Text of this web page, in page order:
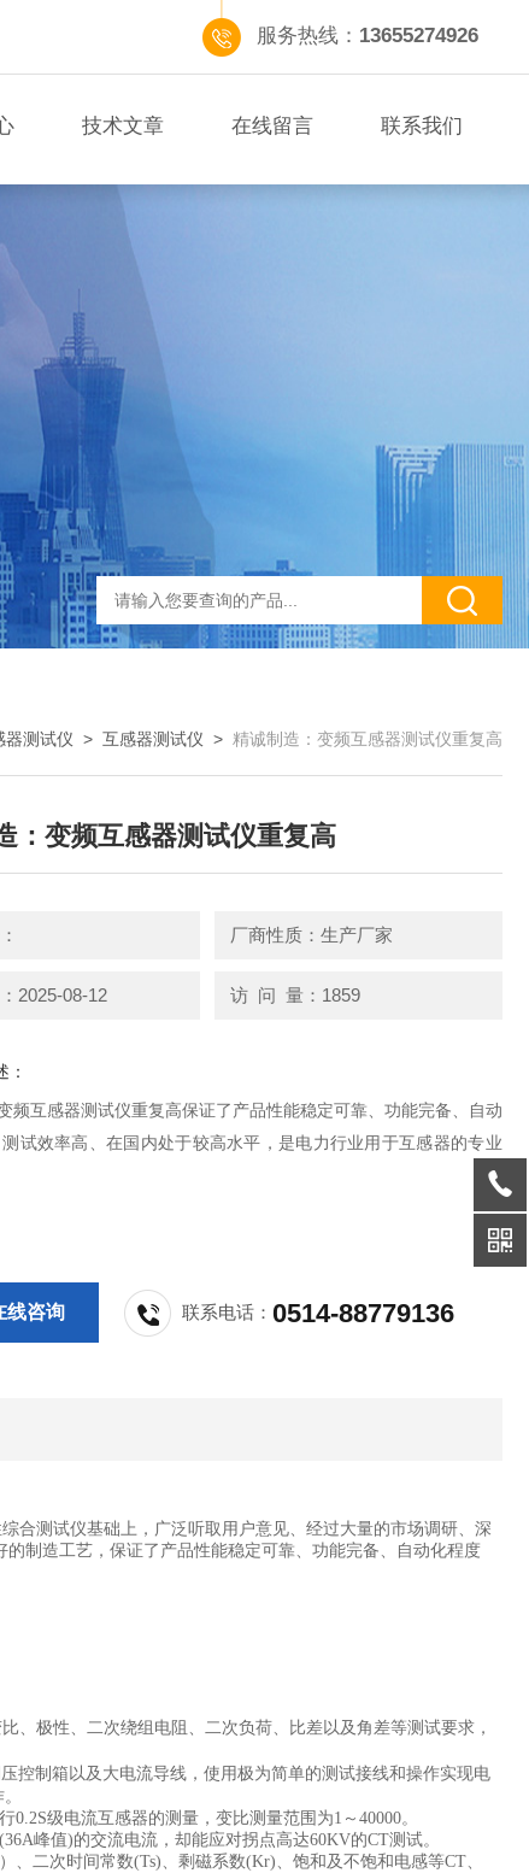
服务热线： 13655274926
技术文章 在线留言 联系我们
器测试仪 > 互感器测试仪 > 精诚制造：变频互感器测试仪重复高
：变频互感器测试仪重复高
厂商性质：生产厂家
2025-08-12 访 问 量：1859
：
频互感器测试仪重复高保证了产品性能稳定可靠、功能完备、自动
试效率高、在国内处于较高水平，是电力行业用于互感器的专业
线咨询 联系电话：0514-88779136
合测试仪基础上，广泛听取用户意见、经过大量的市场调研、深
制造工艺，保证了产品性能稳定可靠、功能完备、自动化程度
、极性、二次绕组电阻、二次负荷、比差以及角差等测试要求，
控制箱以及大电流导线，使用极为简单的测试接线和操作实现电
级电流互感器的测量，变比测量范围为1～40000。
峰值)的交流电流，却能应对拐点高达60KV的CT测试。
二次时间常数(Ts)、剩磁系数(Kr)、饱和及不饱和电感等CT、